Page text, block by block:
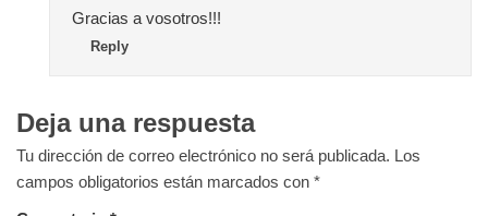
Gracias a vosotros!!!
Reply
Deja una respuesta
Tu dirección de correo electrónico no será publicada. Los
campos obligatorios están marcados con *